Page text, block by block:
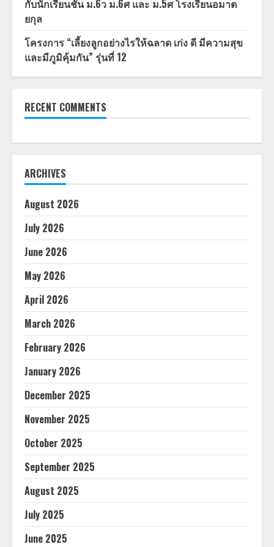
กับนักเรียนชั้น ม.6ว ม.6ศ และ ม.5ศ โรงเรียนอมาต
ยกุล
โครงการ “เลี้ยงลูกอย่างไรให้ฉลาด เก่ง ดี มีความสุข
และมีภูมิคุ้มกัน” รุ่นที่ 12
RECENT COMMENTS
ARCHIVES
August 2026
July 2026
June 2026
May 2026
April 2026
March 2026
February 2026
January 2026
December 2025
November 2025
October 2025
September 2025
August 2025
July 2025
June 2025